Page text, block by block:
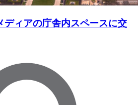
ィアの庁舎内スペースに交